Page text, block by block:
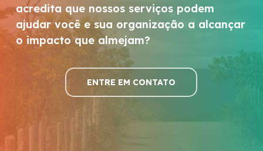
acredita que nossos serviços podem
ajudar você e sua organização a alcançar
o impacto que almejam?
ENTRE EM CONTATO